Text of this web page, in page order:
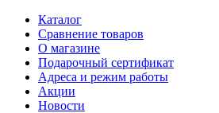
Каталог
Сравнение товаров
О магазине
Подарочный сертификат
Адреса и режим работы
Акции
Новости